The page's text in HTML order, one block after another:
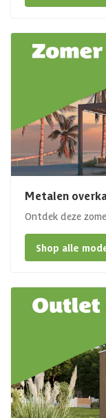
Metalen
Ontdek deze
Shop alle